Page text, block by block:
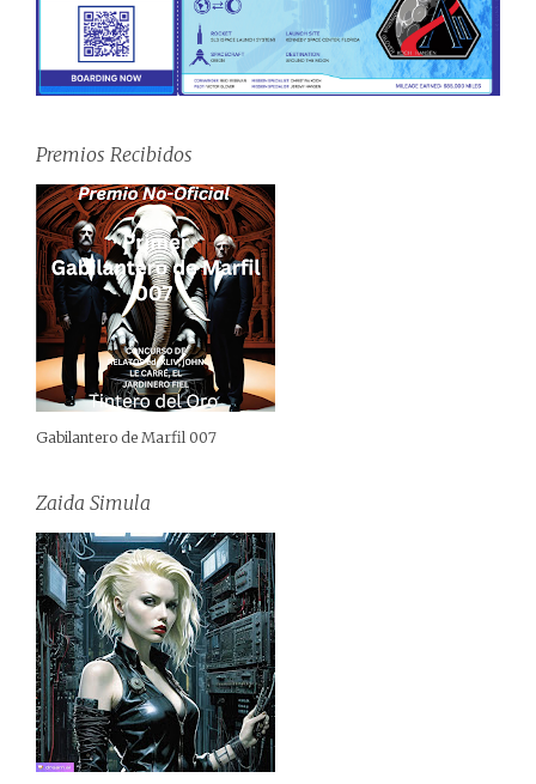
Premios Recibidos
Gabilantero de Marfil 007
Zaida Simula